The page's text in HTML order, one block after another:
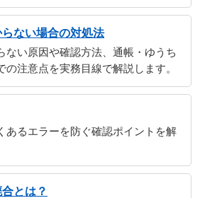
ない場合の対処法
ない原因や確認方法、通帳・ゆうち
の注意点を実務目線で解説します。
あるエラーを防ぐ確認ポイントを解
とは？